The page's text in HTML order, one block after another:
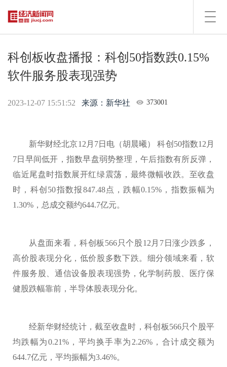
科创板收盘播报：科创50指数跌0.15%
软件服务股表现强势
2023-12-07 15:51:52 来源：新华社 373001
新华财经北京12月7日电（胡晨曦） 科创50指数12月
7日早间低开，指数早盘弱势整理，午后指数有所反弹，
临近尾盘时指数展开红绿震荡，最终微幅收跌。至收盘
时，科创50指数报847.48点，跌幅0.15%，指数振幅为
1.30%，总成交额约644.7亿元。
从盘面来看，科创板566只个股12月7日涨少跌多，
高价股表现分化，低价股多数下跌。细分领域来看，软
件服务股、通信设备股表现强势，化学制药股、医疗保
健股跌幅靠前，半导体股表现分化。
经新华财经统计，截至收盘时，科创板566只个股平
均跌幅为0.21%，平均换手率为2.26%，合计成交额为
644.7亿元，平均振幅为3.46%。